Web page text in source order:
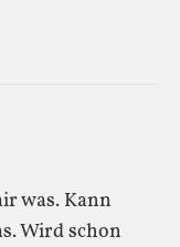
was. Kann
Wird schon